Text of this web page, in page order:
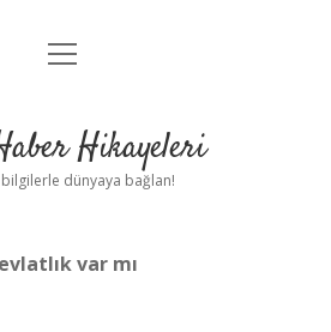
Anasayfa
Yasal Uyarı
menüyü
Hikayeleri
dünyaya bağlan!
var mı